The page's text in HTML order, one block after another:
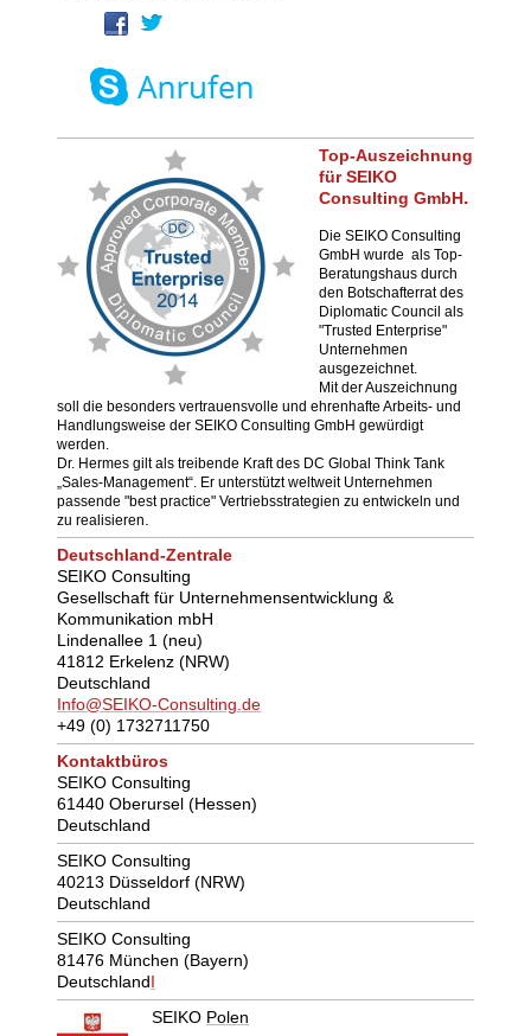
Top-Auszeichnung
für SEIKO
Consulting GmbH.
Die SEIKO Consulting
GmbH wurde als Top-
Beratungshaus durch
den Botschafterrat des
Diplomatic Council als
"Trusted Enterprise"
Unternehmen
ausgezeichnet.
Mit der Auszeichnung
soll die besonders vertrauensvolle und ehrenhafte Arbeits- und
Handlungsweise der SEIKO Consulting GmbH gewürdigt
werden.
Dr. Hermes gilt als treibende Kraft des DC Global Think Tank
„Sales-Management“. Er unterstützt weltweit Unternehmen
passende "best practice" Vertriebsstrategien zu entwickeln und
zu realisieren
Deutschland-Zentrale
SEIKO Consulting
Gesellschaft für Unternehmensentwicklung &
Kommunikation mbH
Lindenallee 1 (neu)
41812 Erkelenz (NRW)
Deutschland
Info@SEIKO-Consulting.de
+49 (0) 1732711750
Kontaktbüros
SEIKO Consulting
61440 Oberursel (Hessen)
Deutschland
SEIKO Consulting
40213 Düsseldorf (NRW)
Deutschland
SEIKO Consulting
81476 München (Bayern)
DeutschlandI
SEIKO Polen